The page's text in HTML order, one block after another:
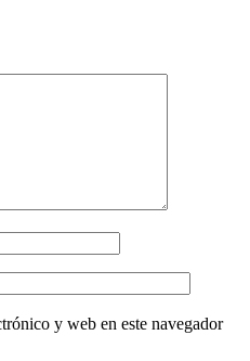
y web en este navegador